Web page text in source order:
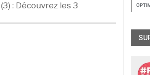
: Découvrez les 3